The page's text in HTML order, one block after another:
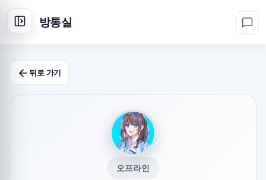
방통실
뒤로 가기
오프라인